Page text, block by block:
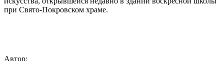
при Свято-Покровском храме.
Автор: